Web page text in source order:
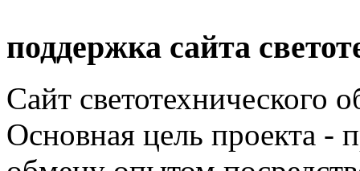
поддержка сайта
Сайт светотехнического
Основная цель проекта -